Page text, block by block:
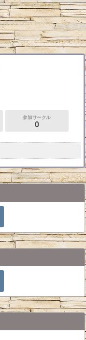
参加サークル
0